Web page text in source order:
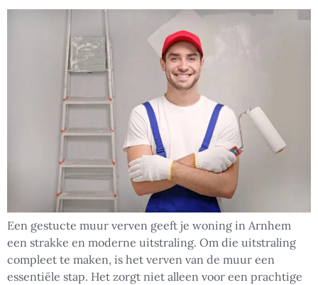
Een gestucte muur verven geeft je woning in Arnhem
een strakke en moderne uitstraling. Om die uitstraling
compleet te maken, is het verven van de muur een
essentiële stap. Het zorgt niet alleen voor een prachtige